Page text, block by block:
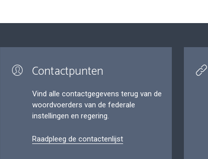
Contactpunten
Vind alle contactgegevens terug van de
woordvoerders van de federale
instellingen en regering.
Raadpleeg de contactenlijst